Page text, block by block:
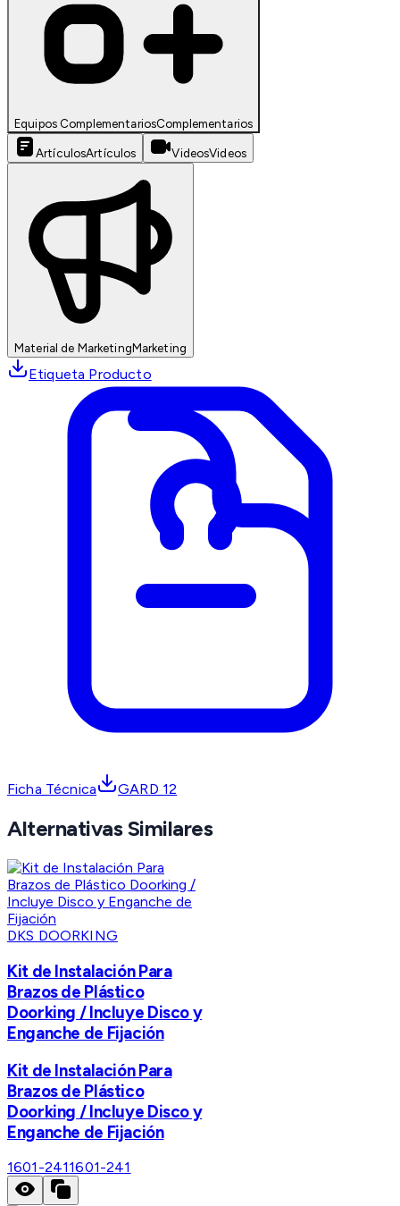
Equipos ComplementariosComplementarios
ArtículosArtículos VideosVideos
Material de MarketingMarketing
Etiqueta Producto
Ficha Técnica GARD 12
Alternativas Similares
DKS DOORKING
Kit de Instalación Para
Brazos de Plástico
Doorking / Incluye Disco y
Enganche de Fijación
Kit de Instalación Para
Brazos de Plástico
Doorking / Incluye Disco y
Enganche de Fijación
1601-2411601-241